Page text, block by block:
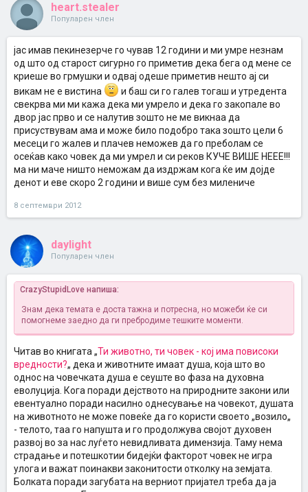
heart.stealer
Популарен член
јас имав пекинезерче го чував 12 години и ми умре незнам
од што од старост сигурно го приметив дека бега од мене се
криеше во грмушки и одвај одеше приметив нешто ај си
викам не е вистина
и баш си го галев тогаш и утредента
свекрва ми ми кажа дека ми умрело и дека го закопале во
двор јас прво и се налутив зошто не ме викнаа да
присуствувам ама и може било подобро така зошто цели 6
месеци го жалев и плачев неможев да го преболам се
осеќав како човек да ми умрел и си реков КУЧЕ ВИШЕ НЕЕЕ!!!
ма ни маче ништо неможам да издржам кога ќе им дојде
денот и еве скоро 2 години и више сум без милениче
8 септември 2012
daylight
Популарен член
CrazyStupidLove напиша:
Знам дека темата е доста тажна и потресна, но можеби ќе си
помогнеме заедно да ги пребродиме тешките моменти.
Читав во книгата „Ти животно, ти човек - кој има повисоки
вредности?„ дека и животните имаат душа, која што во
однос на човечката душа е сеуште во фаза на духовна
еволуција. Кога поради дејството на природните закони или
евентуално поради насилно однесување на човекот, душата
на животното не може повеќе да го користи своето „возило„
- телото, таа го напушта и го продолжува својот духовен
развој во за нас луѓето невидливата димензија. Таму нема
страдање и потешкотии бидејќи факторот човек не игра
улога и важат поинакви законитости отколку на земјата.
Болката поради загубата на верниот пријател треба да ја